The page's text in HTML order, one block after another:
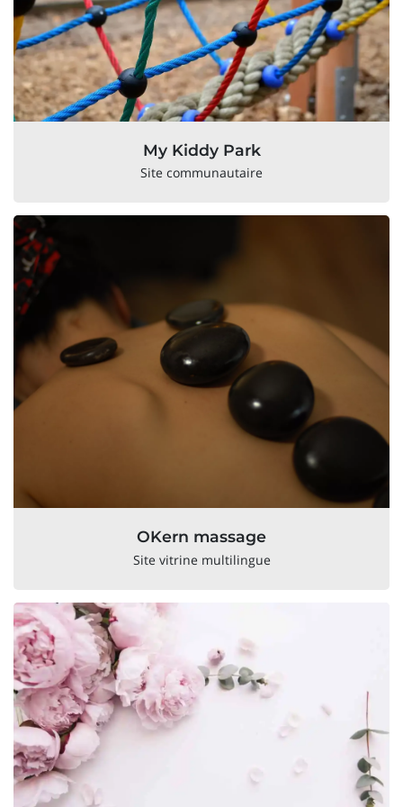
My Kiddy Park
Site communautaire
OKern massage
Site vitrine multilingue